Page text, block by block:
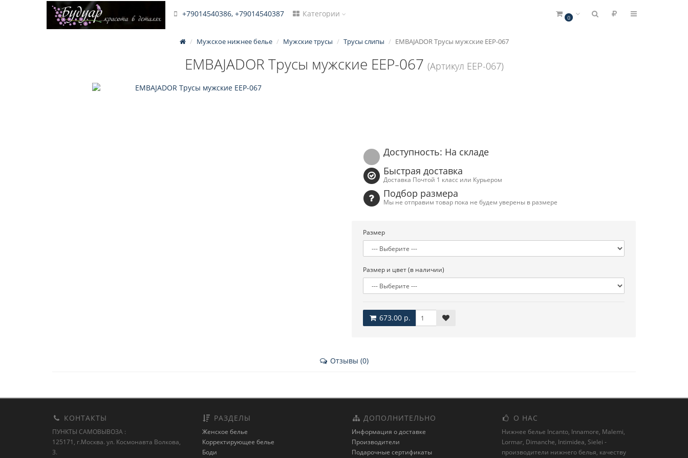
+79014540386, +79014540387 Категории 0
Мужское нижнее белье Мужские трусы Трусы слипы EMBAJADOR Трусы мужские EEP-067
EMBAJADOR Трусы мужские EEP-067 (Артикул EEP-067)
Доступность: На складе
Быстрая доставка
Доставка Почтой 1 класс или Курьером
Подбор размера
Мы не отправим товар пока не будем уверены в размере
Размер
Размер и цвет (в наличии)
673.00 р.
Отзывы (0)
КОНТАКТЫ
ПУНКТЫ САМОВЫВОЗА :
125171, г.Москва. ул. Космонавта Волкова,
3.
РАЗДЕЛЫ
Женское белье
Корректирующее белье
Боди
ДОПОЛНИТЕЛЬНО
Информация о доставке
Производители
Подарочные сертификаты
О НАС
Нижнее белье Incanto, Innamore, Malemi,
Lormar, Dimanche, Intimidea, Sielei -
производители нижнего белья, качеству